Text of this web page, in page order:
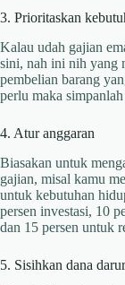
3. Prioritaskan
Kalau udah gajian
sini, nah ini nih yang
pembelian barang
perlu maka
4. Atur anggaran
Biasakan untuk
gajian, misal kamu
untuk kebutuhan
persen investasi, 10
dan 15 persen untuk
5. Sisihkan dana